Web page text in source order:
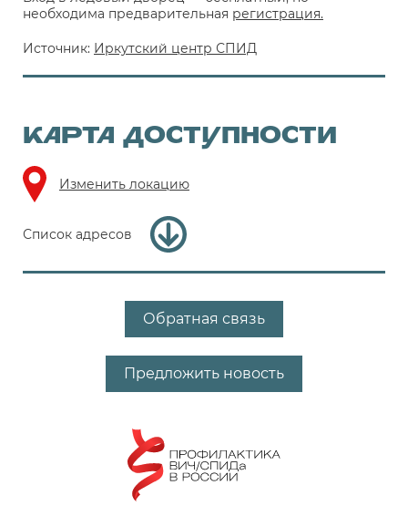
необходима предварительная регистрация.
Источник: Иркутский центр СПИД
КАРТА ДОСТУПНОСТИ
Изменить локацию
Список адресов
Обратная связь
Предложить новость